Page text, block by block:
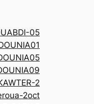
05
2
2oct